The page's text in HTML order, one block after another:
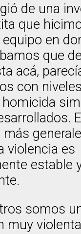
de una
que
en
que
acá,
con
violencia es
estable
somos
muy